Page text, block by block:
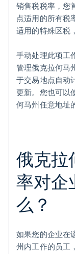
销售税税率，您
点适用的所有税
适用的特殊区税
手动处理此项工
管理俄克拉何马
于交易地点自动
更新。您也可以
何马州任意地址
俄克拉
率对企
么？
如果您的企业在
州内工作的员工